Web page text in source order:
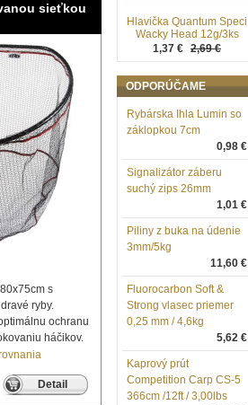
sieťkou
s
ryby.
ochranu
háčikov.
Detail
Hlavička Quantum Speci
Wacky Head 12g/3ks
1,37 € 2,69 €
ODPORÚČAME
Rybárska Ihla Lumin so
záklopkou 7cm
0,98 €
Signalizátor záberu
suchý zips 26mm
1,01 €
Piliny z buka na údenie
3mm/5kg
11,60 €
Fluorocarbon Soft &
Strong vlasec priemer
0,25 mm / 4,6kg
5,62 €
Kaprový prút
Competition Carp CS-5
366cm /12ft / 3,00lbs